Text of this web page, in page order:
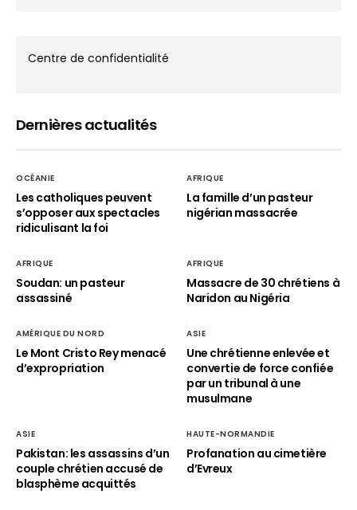
Centre de confidentialité
Dernières actualités
OCÉANIE
Les catholiques peuvent
s’opposer aux spectacles
ridiculisant la foi
AFRIQUE
La famille d’un pasteur
nigérian massacrée
AFRIQUE
Soudan: un pasteur
assassiné
AFRIQUE
Massacre de 30 chrétiens à
Naridon au Nigéria
AMÉRIQUE DU NORD
Le Mont Cristo Rey menacé
d’expropriation
ASIE
Une chrétienne enlevée et
convertie de force confiée
par un tribunal à une
musulmane
ASIE
Pakistan: les assassins d’un
couple chrétien accusé de
blasphème acquittés
HAUTE-NORMANDIE
Profanation au cimetière
d’Evreux